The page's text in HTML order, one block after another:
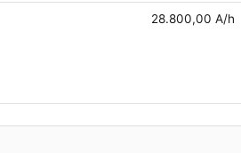
28.800,00 A/h